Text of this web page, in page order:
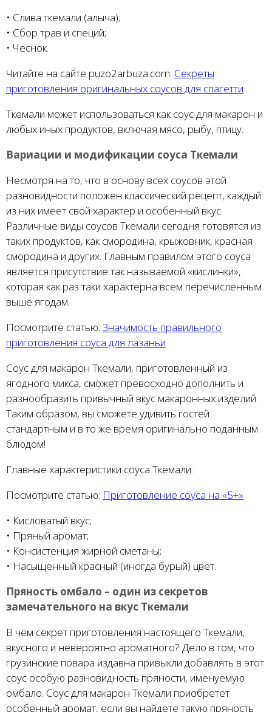
• Слива ткемали (алыча);
• Сбор трав и специй;
• Чеснок.
Читайте на сайте puzo2arbuza.com: Секреты
приготовления оригинальных соусов для спагетти
Ткемали может использоваться как соус для макарон и
любых иных продуктов, включая мясо, рыбу, птицу.
Вариации и модификации соуса Ткемали
Несмотря на то, что в основу всех соусов этой
разновидности положен классический рецепт, каждый
из них имеет свой характер и особенный вкус.
Различные виды соусов Ткемали сегодня готовятся из
таких продуктов, как смородина, крыжовник, красная
смородина и других. Главным правилом этого соуса
является присутствие так называемой «кислинки»,
которая как раз таки характерна всем перечисленным
выше ягодам.
Посмотрите статью: Значимость правильного
приготовления соуса для лазаньи
Соус для макарон Ткемали, приготовленный из
ягодного микса, сможет превосходно дополнить и
разнообразить привычный вкус макаронных изделий.
Таким образом, вы сможете удивить гостей
стандартным и в то же время оригинально поданным
блюдом!
Главные характеристики соуса Ткемали:
Посмотрите статью: Приготовление соуса на «5+»
• Кисловатый вкус;
• Пряный аромат;
• Консистенция жирной сметаны;
• Насыщенный красный (иногда бурый) цвет.
Пряность омбало – один из секретов
замечательного на вкус Ткемали
В чем секрет приготовления настоящего Ткемали,
вкусного и невероятно ароматного? Дело в том, что
грузинские повара издавна привыкли добавлять в этот
соус особую разновидность пряности, именуемую
омбало. Соус для макарон Ткемали приобретет
особенный аромат, если вы найдете такую пряность